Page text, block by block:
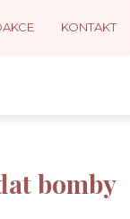
KONTAKT
bomby